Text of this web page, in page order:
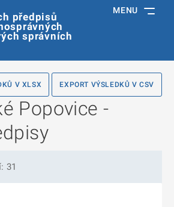
předpisů
správních
MENU
V XLSX EXPORT VÝSLEDKŮ V CSV
Popovice -
31